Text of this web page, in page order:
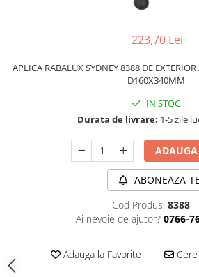
SUSPENSII VINTAGE
PLAFONIERE VINTAGE
ACCESORII & CABLU VINTAGE
SUSPENSII COPII
SPOTURI APLICATE
LAMPI BAIE
LAMPADARE CRISTAL
223,70 Lei
APLICA RABALUX SYDNEY 8388 DE
D160X340MM
IN STOC
Durata de livrare: 1-5 zile
ABONEAZA-TE
Cod Produs: 8388
Ai nevoie de ajutor? 0766-
Adauga la Favorite Cere